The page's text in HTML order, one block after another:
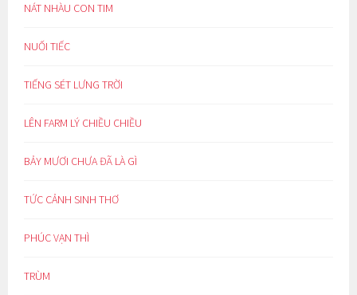
NÁT NHÀU CON TIM
NUỐI TIẾC
TIẾNG SÉT LƯNG TRỜI
LÊN FARM LÝ CHIỀU CHIỀU
BẢY MƯƠI CHƯA ĐÃ LÀ GÌ
TỨC CẢNH SINH THƠ
PHÚC VẠN THÌ
TRÙM